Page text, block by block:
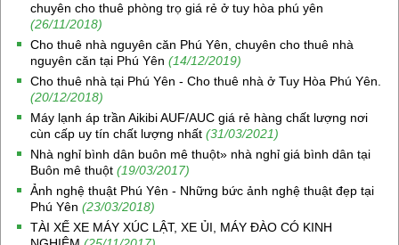
chuyên cho thuê phòng trọ giá rẻ ở tuy hòa phú yên
(26/11/2018)
Cho thuê nhà nguyên căn Phú Yên, chuyên cho thuê nhà
nguyên căn tại Phú Yên (14/12/2019)
Cho thuê nhà tại Phú Yên - Cho thuê nhà ở Tuy Hòa Phú Yên.
(20/12/2018)
Máy lạnh áp trần Aikibi AUF/AUC giá rẻ hàng chất lượng nơi
cùn cấp uy tín chất lượng nhất (31/03/2021)
Nhà nghỉ bình dân buôn mê thuột» nhà nghỉ giá bình dân tại
Buôn mê thuột (19/03/2017)
Ảnh nghệ thuật Phú Yên - Những bức ảnh nghệ thuật đẹp tại
Phú Yên (23/03/2018)
TÀI XẾ XE MÁY XÚC LẬT, XE ỦI, MÁY ĐÀO CÓ KINH